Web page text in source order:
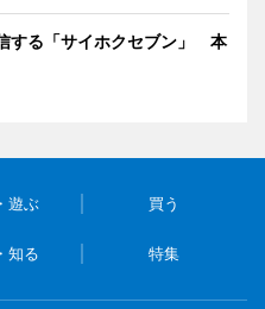
する「サイホクセブン」 本
遊ぶ 買う
知る 特集